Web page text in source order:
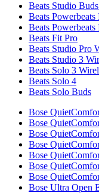
Beats Studio
Beats Powerbeats
Beats Powerbeats
Beats Fit Pro
Beats Studio Pro
Beats Studio 3
Beats Solo 3
Beats Solo 4
Beats Solo Buds
Bose
Bose
Bose
Bose
Bose
Bose
Bose
Bose Ultra Open